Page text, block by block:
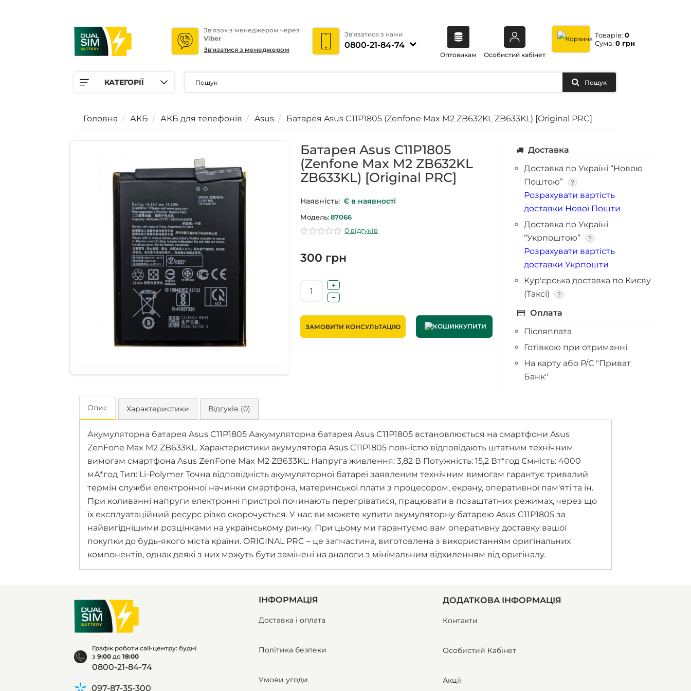
Зв'язок з менеджером через
Viber
Зв'язатися з менеджером
Зв'язатися з нами
0800-21-84-74
Оптовикам Особистий кабінет
Товарів: 0
Сума: 0 грн
КАТЕГОРІЇ Пошук
Головна АКБ АКБ для телефонів Asus Батарея Asus C11P1805 (Zenfone Max M2 ZB632KL ZB633KL) [Original PRC]
Батарея Asus C11P1805
(Zenfone Max M2 ZB632KL
ZB633KL) [Original PRC]
Наявність: Є в наявності
Модель: 87066
0 відгуків
300 грн
ЗАМОВИТИ КОНСУЛЬТАЦІЮ КУПИТИ
Доставка
Доставка по Україні “Новою
Поштою”
?
Розрахувати вартість
доставки Нової Пошти
Доставка по Україні
“Укрпоштою”
?
Розрахувати вартість
доставки Укрпошти
Кур'єрська доставка по Києву
(Таксі)
?
Оплата
Післяплата
Готівкою при отриманні
На карту або Р/С "Приват
Банк"
Опис Характеристики Відгуків (0)
Акумуляторна батарея Asus C11P1805 Аакумуляторна батарея Asus C11P1805 встановлюється на смартфони Asus
ZenFone Max M2 ZB633KL. Характеристики акумулятора Asus C11P1805 повністю відповідають штатним технічним
вимогам смартфона Asus ZenFone Max M2 ZB633KL: Напруга живлення: 3,82 В Потужність: 15,2 Вт*год Ємність: 4000
мА*год Тип: Li-Polymer Точна відповідність акумуляторної батареї заявленим технічним вимогам гарантує тривалий
термін служби електронної начинки смартфона, материнської плати з процесором, екрану, оперативної пам'яті та ін.
При коливанні напруги електронні пристрої починають перегріватися, працювати в позаштатних режимах, через що
їх експлуатаційний ресурс різко скорочується. У нас ви можете купити акумуляторну батарею Asus C11P1805 за
найвигіднішими розцінками на українському ринку. При цьому ми гарантуємо вам оперативну доставку вашої
покупки до будь-якого міста країни. ORIGINAL PRC – це запчастина, виготовлена з використанням оригінальних
компонентів, однак деякі з них можуть бути замінені на аналоги з мінімальним відхиленням від оригіналу.
Графік роботи call-центру: будні
з9:00 до18:00
0800-21-84-74
097-87-35-300
ІНФОРМАЦІЯ
Доставка і оплата
Політика безпеки
Умови угоди
ДОДАТКОВА ІНФОРМАЦІЯ
Контакти
Особистий Кабінет
Акції